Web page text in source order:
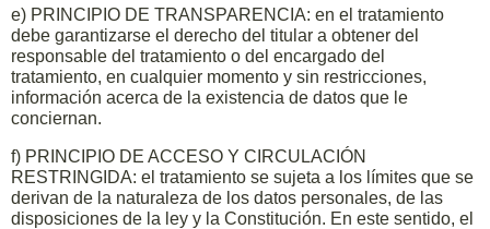
e) PRINCIPIO DE TRANSPARENCIA: en el tratamiento
debe garantizarse el derecho del titular a obtener del
responsable del tratamiento o del encargado del
tratamiento, en cualquier momento y sin restricciones,
información acerca de la existencia de datos que le
conciernan.
f) PRINCIPIO DE ACCESO Y CIRCULACIÓN
RESTRINGIDA: el tratamiento se sujeta a los límites que se
derivan de la naturaleza de los datos personales, de las
disposiciones de la ley y la Constitución. En este sentido, el